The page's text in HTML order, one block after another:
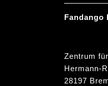
Fandango
Zentrum
Hermann-
28197